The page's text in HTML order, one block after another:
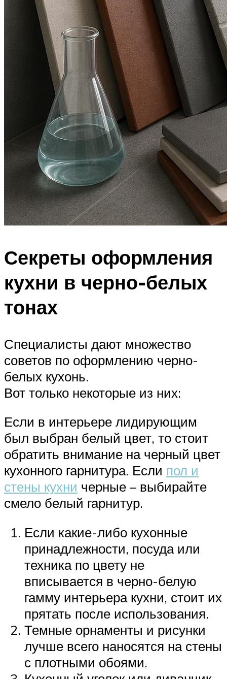
Секреты оформления
кухни в черно-белых
тонах
Специалисты дают множество
советов по оформлению черно-
белых кухонь.
Вот только некоторые из них:
Если в интерьере лидирующим
был выбран белый цвет, то стоит
обратить внимание на черный цвет
кухонного гарнитура. Если пол и
стены кухни черные – выбирайте
смело белый гарнитур.
Если какие-либо кухонные
принадлежности, посуда или
техника по цвету не
вписывается в черно-белую
гамму интерьера кухни, стоит их
прятать после использования.
Темные орнаменты и рисунки
лучше всего наносятся на стены
с плотными обоями.